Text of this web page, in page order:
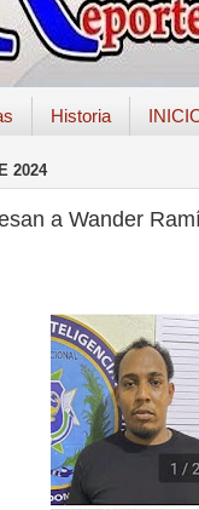
Historia
2024
a Wander